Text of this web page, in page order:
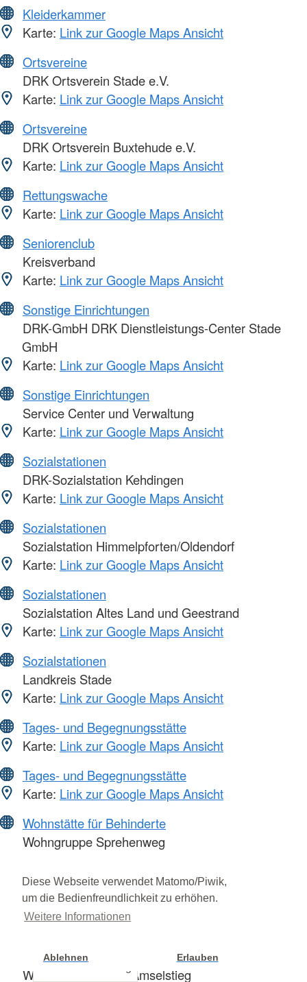
Diese Webseite verwendet Matomo/Piwik,
um die Bedienfreundlichkeit zu erhöhen.
Weitere Informationen
Ablehnen Erlauben
Kleiderkammer
Karte: Link zur Google Maps Ansicht
Ortsvereine
DRK Ortsverein Stade e.V.
Karte: Link zur Google Maps Ansicht
Ortsvereine
DRK Ortsverein Buxtehude e.V.
Karte: Link zur Google Maps Ansicht
Rettungswache
Karte: Link zur Google Maps Ansicht
Seniorenclub
Kreisverband
Karte: Link zur Google Maps Ansicht
Sonstige Einrichtungen
DRK-GmbH DRK Dienstleistungs-Center Stade
GmbH
Karte: Link zur Google Maps Ansicht
Sonstige Einrichtungen
Service Center und Verwaltung
Karte: Link zur Google Maps Ansicht
Sozialstationen
DRK-Sozialstation Kehdingen
Karte: Link zur Google Maps Ansicht
Sozialstationen
Sozialstation Himmelpforten/Oldendorf
Karte: Link zur Google Maps Ansicht
Sozialstationen
Sozialstation Altes Land und Geestrand
Karte: Link zur Google Maps Ansicht
Sozialstationen
Landkreis Stade
Karte: Link zur Google Maps Ansicht
Tages- und Begegnungsstätte
Karte: Link zur Google Maps Ansicht
Tages- und Begegnungsstätte
Karte: Link zur Google Maps Ansicht
Wohnstätte für Behinderte
Wohngruppe Sprehenweg
Wohnstätte für Behinderte
Wohngruppe Akazienweg
Karte:Link zur Google Maps Ansicht
Wohnstätte für Behinderte
Wohngemeinschaft Amselstieg